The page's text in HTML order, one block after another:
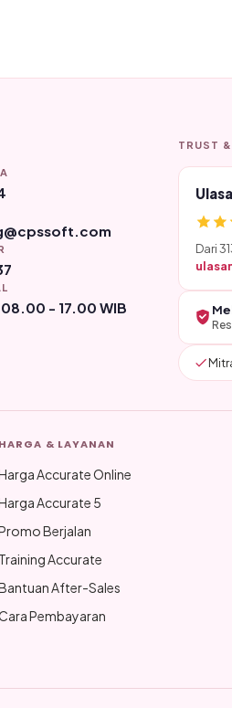
- 17.00 WIB
TRUST
Dari
HARGA & LAYANAN
Accurate Online
Accurate 5
Berjalan
Training Accurate
After-Sales
Pembayaran